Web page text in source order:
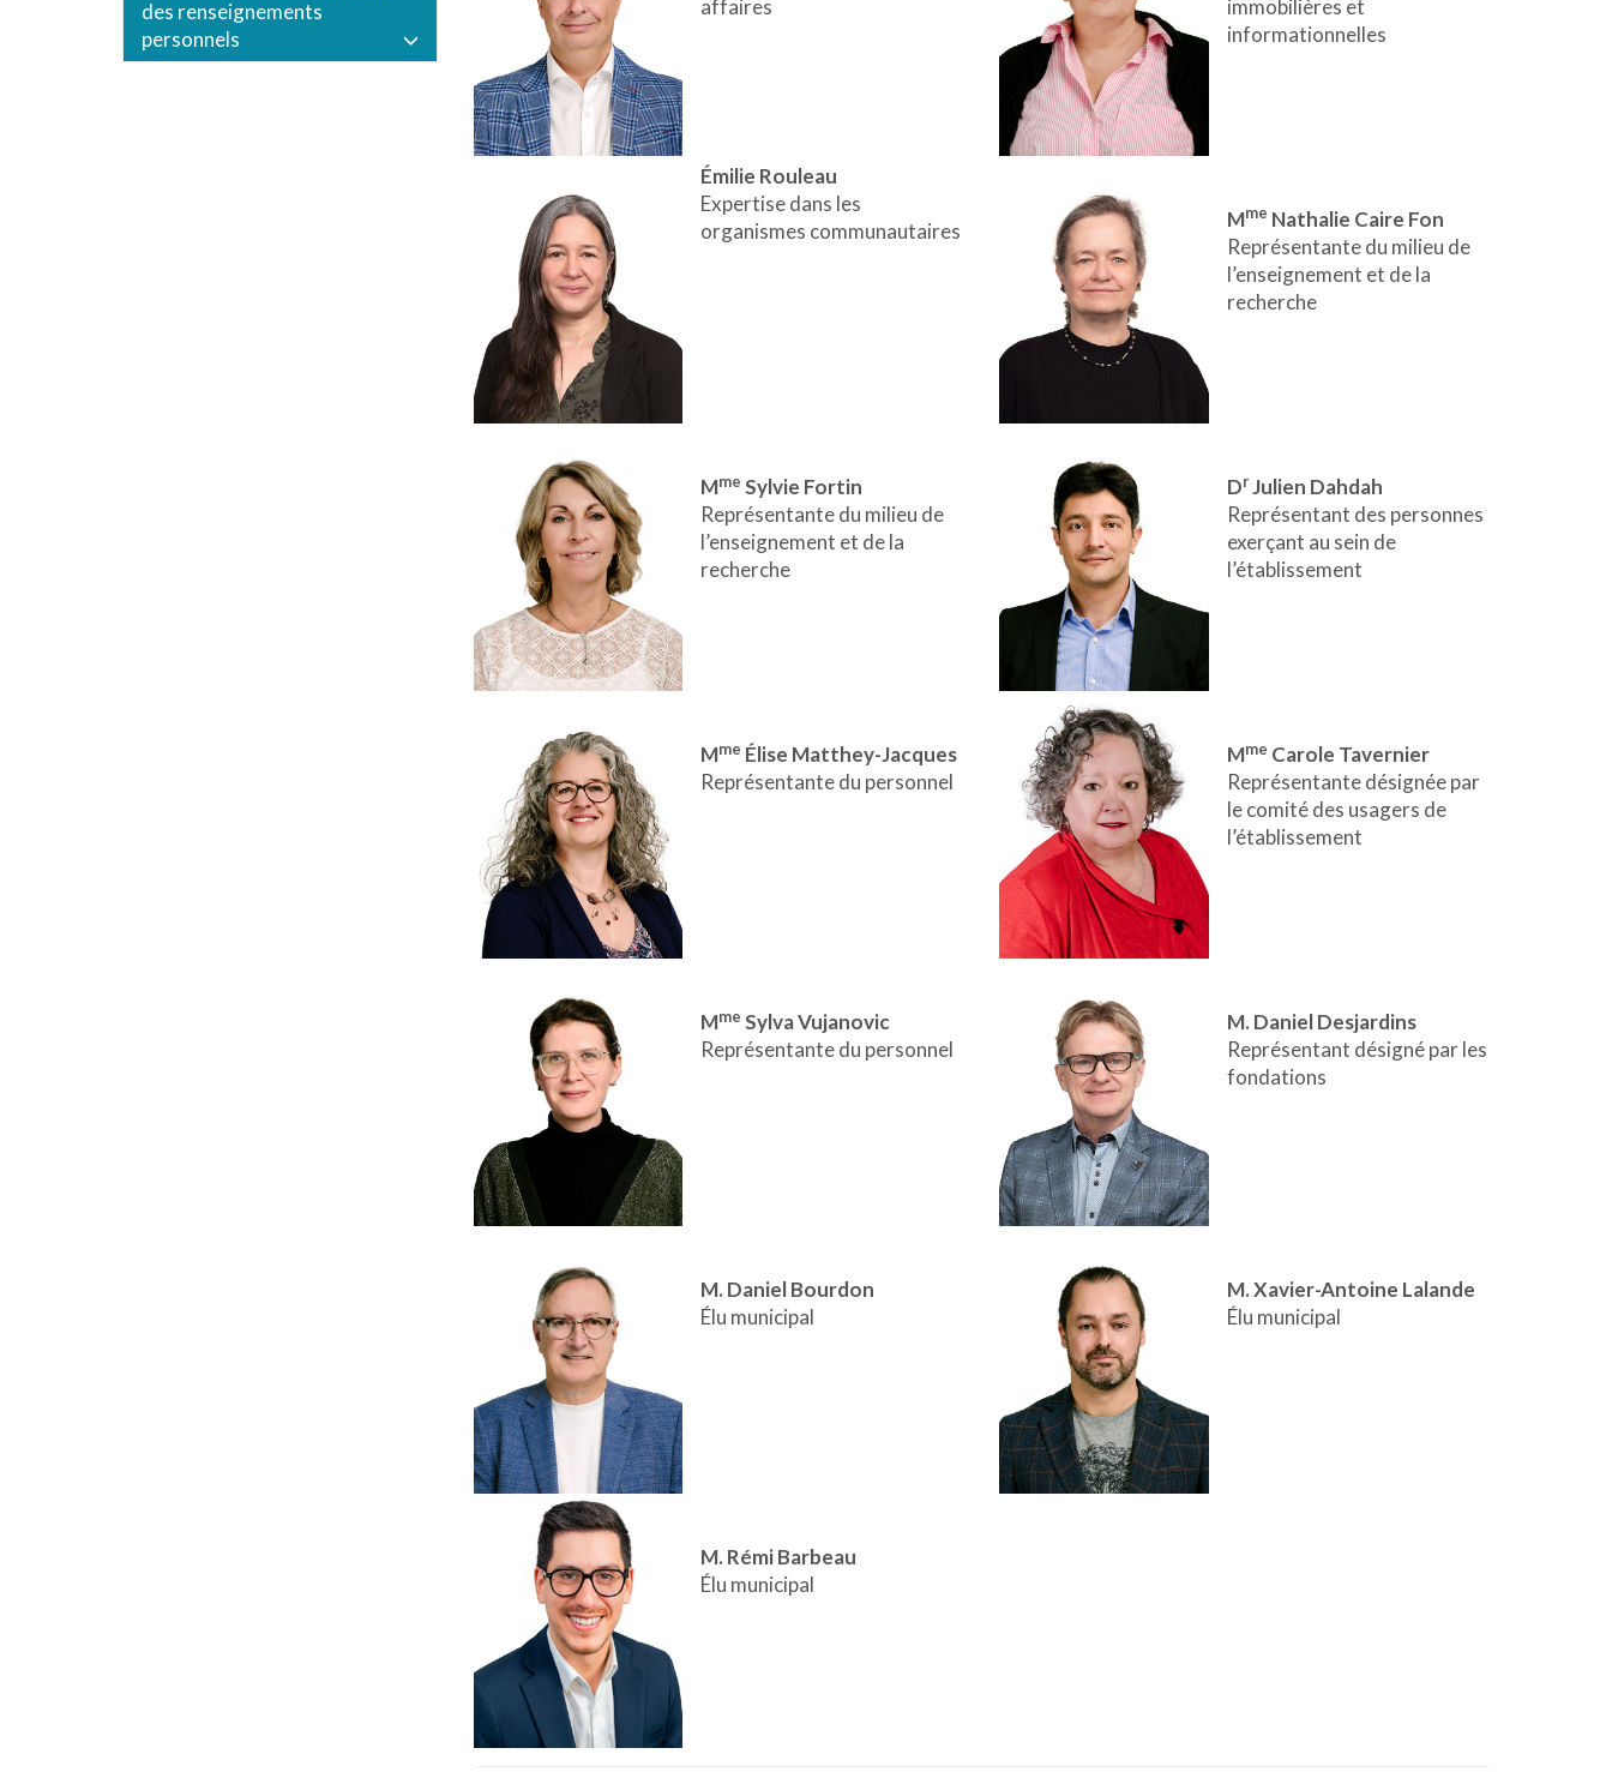
des renseignements
personnels
affaires
Émilie Rouleau
Expertise dans les
organismes communautaires
Mme Sylvie Fortin
Représentante du milieu de
l’enseignement et de la
recherche
Mme Élise Matthey-Jacques
Représentante du personnel
Mme Sylva Vujanovic
Représentante du personnel
M. Daniel Bourdon
Élu municipal
M. Rémi Barbeau
Élu municipal
immobilières et
informationnelles
Mme Nathalie Caire Fon
Représentante du milieu de
l’enseignement et de la
recherche
DrJulien Dahdah
Représentant des personnes
exerçant au sein de
l’établissement
Mme Carole Tavernier
Représentante désignée par
le comité des usagers de
l’établissement
M. Daniel Desjardins
Représentant désigné par les
fondations
M.Xavier-Antoine Lalande
Élu municipal